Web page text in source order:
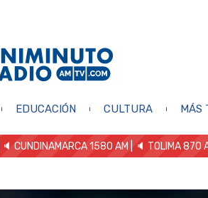
EDUCACIÓN CULTURA MÁS
| 🔈 CUNDINAMARCA 1580 AM | 🔈 TOLIMA 870